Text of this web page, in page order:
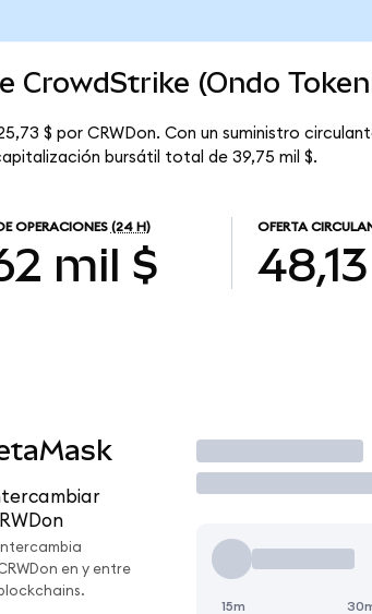
CrowdStrike (Ondo
$ por CRWDon. Con un suministro
bursátil total de 39,75 mil $.
OPERACIONES (24 H)
mil $
OFERTA
48,13
Intercambia
en y entre
blockchains.
Operar
15m